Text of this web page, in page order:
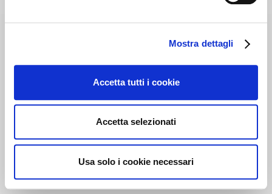
Mostra dettagli
Accetta tutti i cookie
Accetta selezionati
Usa solo i cookie necessari